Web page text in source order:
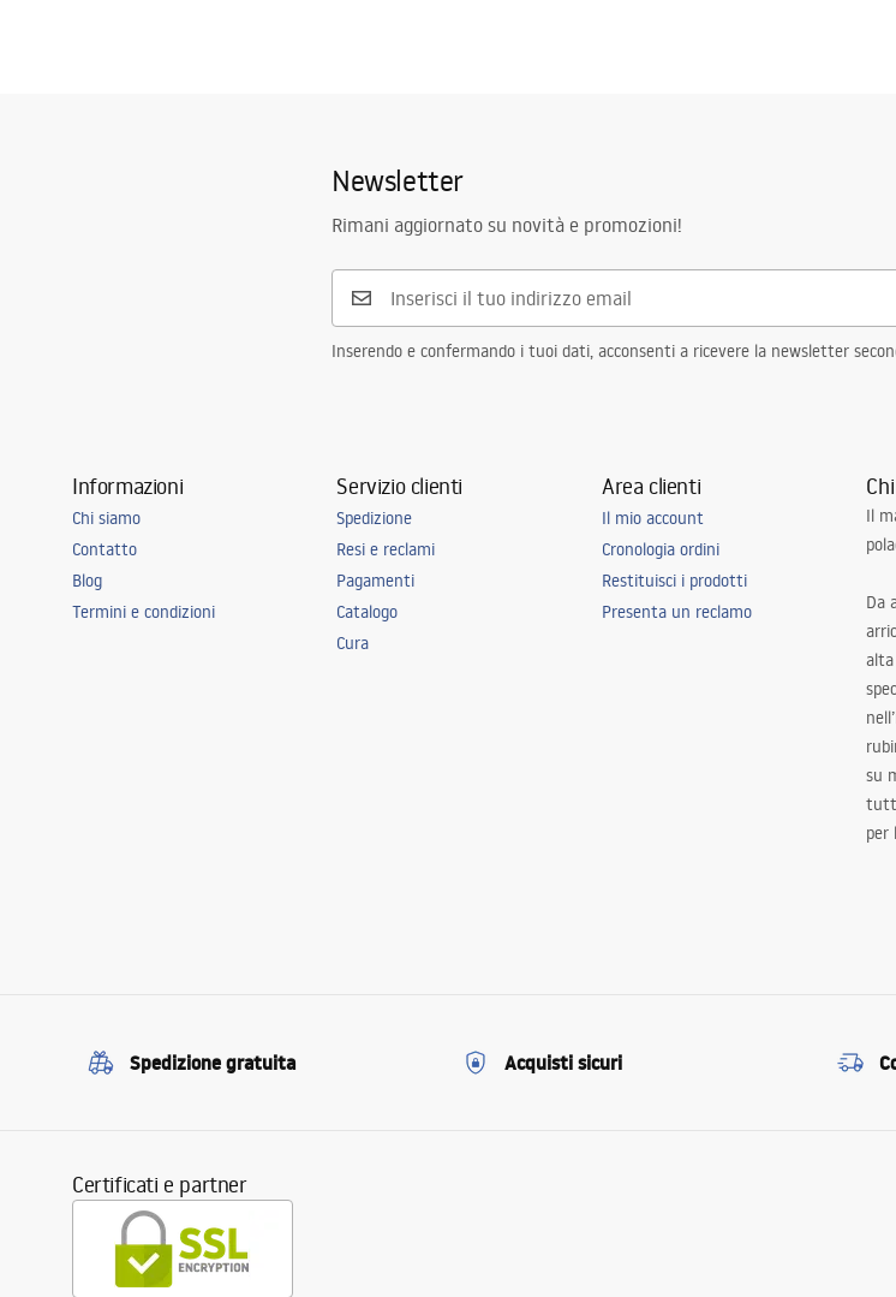
Newsletter
Rimani aggiornato su novità e promozioni!
Inserendo e confermando i tuoi dati, acconsenti a ricevere la newsletter
Informazioni
Chi siamo
Contatto
Blog
Termini e condizioni
Servizio clienti
Spedizione
Resi e reclami
Pagamenti
Catalogo
Cura
Area clienti
Il mio account
Cronologia ordini
Restituisci i prodotti
Presenta un reclamo
Il
Da
su
per
Spedizione gratuita Acquisti sicuri
Certificati e partner